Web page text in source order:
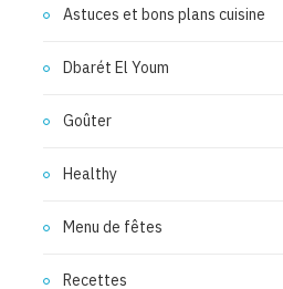
Astuces et bons plans cuisine
Dbarét El Youm
Goûter
Healthy
Menu de fêtes
Recettes